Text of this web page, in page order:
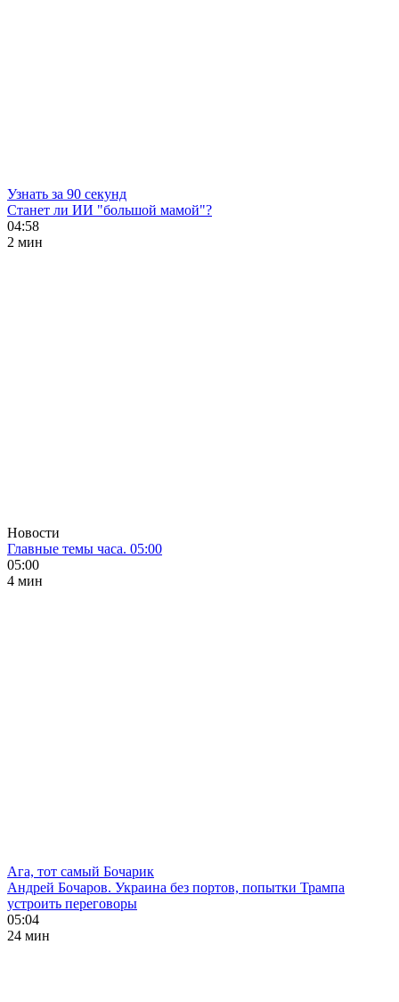
Узнать за 90 секунд
Станет ли ИИ "большой мамой"?
04:58
2 мин
Новости
Главные темы часа. 05:00
05:00
4 мин
Ага, тот самый Бочарик
Андрей Бочаров. Украина без портов, попытки Трампа
устроить переговоры
05:04
24 мин